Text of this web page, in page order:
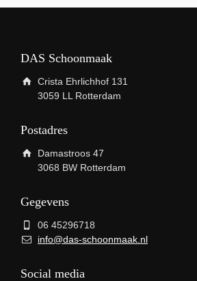
DAS Schoonmaak
Crista Ehrlichhof 131
3059 LL Rotterdam
Postadres
Damastroos 47
3068 BW Rotterdam
Gegevens
06 45296718
info@das-schoonmaak.nl
Social media